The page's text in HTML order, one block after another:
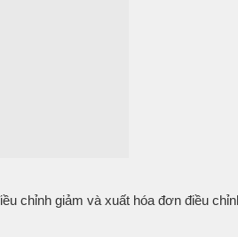
chỉnh giảm và xuất hóa đơn điều